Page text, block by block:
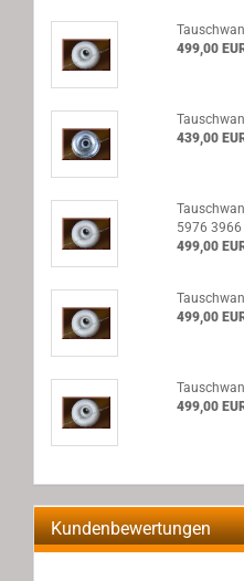
499,00
439,00
5976 3966
499,00
499,00
499,00
Kundenbewertungen